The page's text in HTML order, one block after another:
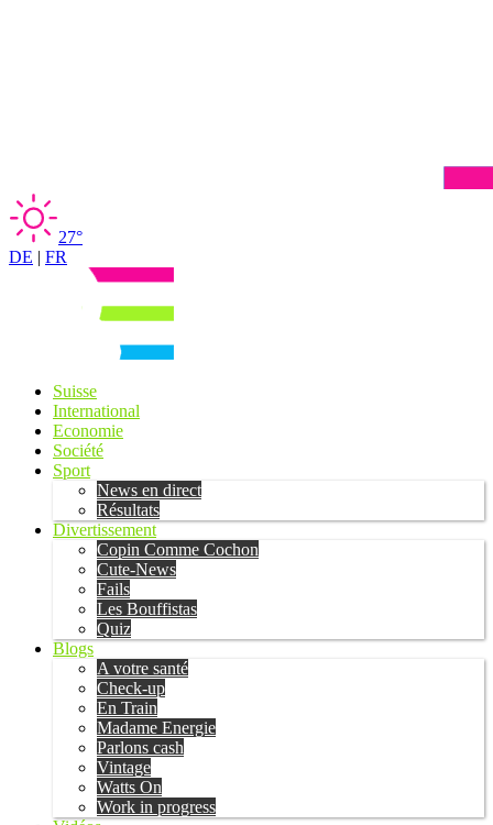
27°
DE | FR
Suisse
International
Economie
Société
Sport
News en direct
Résultats
Divertissement
Copin Comme Cochon
Cute-News
Fails
Les Bouffistas
Quiz
Blogs
A votre santé
Check-up
En Train
Madame Energie
Parlons cash
Vintage
Watts On
Work in progress